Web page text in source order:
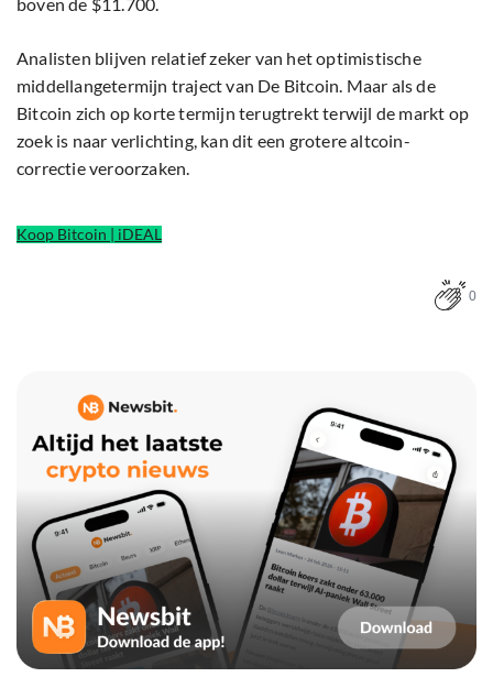
Analisten blijven relatief zeker van het optimistische
middellangetermijn traject van De Bitcoin. Maar als de
Bitcoin zich op korte termijn terugtrekt terwijl de markt op
zoek is naar verlichting, kan dit een grotere altcoin-
correctie veroorzaken.
Koop Bitcoin | iDEAL
0